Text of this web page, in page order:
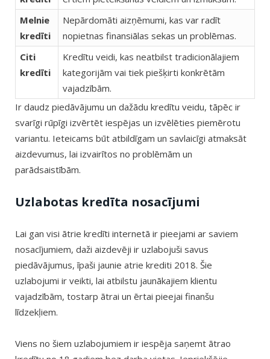
Melnie
kredīti
Nepārdomāti aizņēmumi, kas var radīt
nopietnas finansiālas sekas un problēmas.
Citi
kredīti
Kredītu veidi, kas neatbilst tradicionālajiem
kategorijām vai tiek piešķirti konkrētām
vajadzībām.
Ir daudz piedāvājumu un dažādu kredītu veidu, tāpēc ir
svarīgi rūpīgi izvērtēt iespējas un izvēlēties piemērotu
variantu. Ieteicams būt atbildīgam un savlaicīgi atmaksāt
aizdevumus, lai izvairītos no problēmām un
parādsaistībām.
Uzlabotas kredīta nosacījumi
Lai gan visi ātrie kredīti internetā ir pieejami ar saviem
nosacījumiem, daži aizdevēji ir uzlabojuši savus
piedāvājumus, īpaši jaunie atrie krediti 2018. Šie
uzlabojumi ir veikti, lai atbilstu jaunākajiem klientu
vajadzībām, tostarp ātrai un ērtai pieejai finanšu
līdzekļiem.
Viens no šiem uzlabojumiem ir iespēja saņemt ātrao